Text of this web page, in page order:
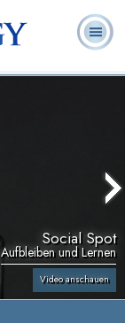
Social Spot
Aufbleiben und Lernen
Video anschauen